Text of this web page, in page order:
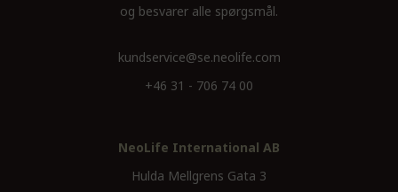
og besvarer alle spørgsmål.
kundservice@se.neolife.com
+46 31 - 706 74 00
NeoLife International AB
Hulda Mellgrens Gata 3